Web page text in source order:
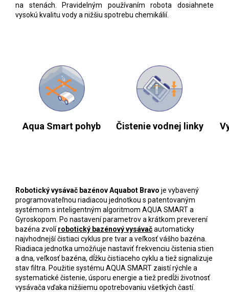
na stenách. Pravidelným používaním robota dosiahnete
vysokú kvalitu vody a nižšiu spotrebu chemikálií.
Aqua Smart pohyb Čistenie vodnej linky
Robotický vysávač bazénov Aquabot Bravo je vybavený
programovateľnou riadiacou jednotkou s patentovaným
systémom s inteligentným algoritmom AQUA SMART a
Gyroskopom. Po nastavení parametrov a krátkom preverení
bazéna zvolírobotický bazénový vysávačautomaticky
najvhodnejší čistiaci cyklus pre tvar a veľkosť vášho bazéna.
Riadiaca jednotka umožňuje nastaviť frekvenciu čistenia stien
a dna, veľkosť bazéna, dĺžku čistiaceho cyklu a tiež signalizuje
stav filtra. Použitie systému AQUA SMART zaistí rýchle a
systematické čistenie, úsporu energie a tiež predĺži životnosť
vysávača vďaka nižšiemu opotrebovaniu všetkých častí.